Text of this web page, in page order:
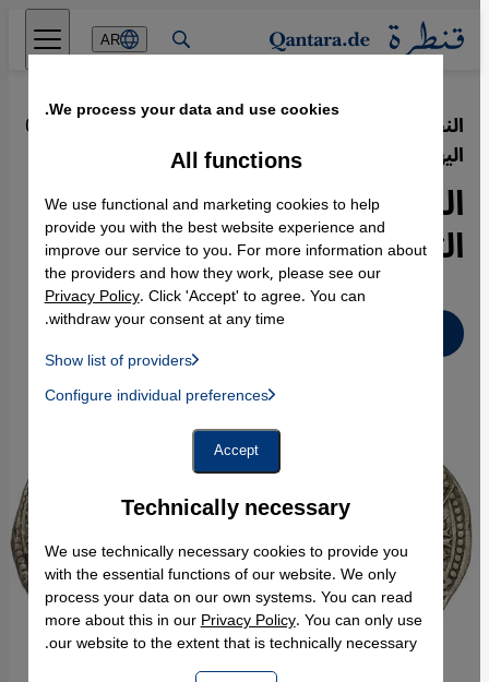
Direkt zum Inhalt springen
AR
النجمة والهلال في الثقافات الإسلامية
اليهودية المسيحية
·
07.02.2016
الرموز الدينية في رحلتها
التاريخية
We process your data and use cookies.
Technically necessary
We use technically necessary cookies to provide you
with the essential functions of our website. We only
process your data on our own systems. You can read
more about this in ourPrivacy Policy. You can only use
our website to the extent that is technically necessary.
All functions
We use functional and marketing cookies to help
provide you with the best website experience and
improve our service to you. For more information about
the providers and how they work, please see our
Privacy Policy. Click 'Accept' to agree. You can
withdraw your consent at any time.
Show list of providers
Instagram Embed, Twitter Embed, Youtube Embed
Facebook Embed / Facebook Connect
Google Maps Embed
Configure individual preferences
Accept